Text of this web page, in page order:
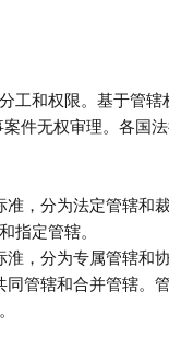
工和权限。基于管
件无权审理。各国
准，分为法定管辖
指定管辖。
，分为专属管辖和协
同管辖和合并管辖